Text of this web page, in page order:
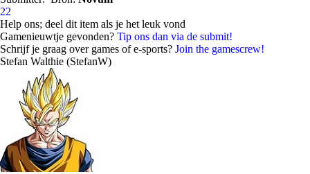
22
Help ons; deel dit item als je het leuk vond
Gamenieuwtje gevonden? Tip ons dan via de submit!
Schrijf je graag over games of e-sports? Join the gamescrew!
Stefan Walthie (StefanW)